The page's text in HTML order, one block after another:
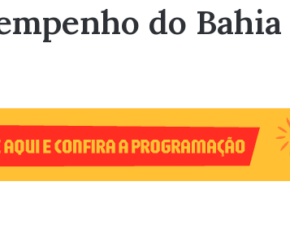
do